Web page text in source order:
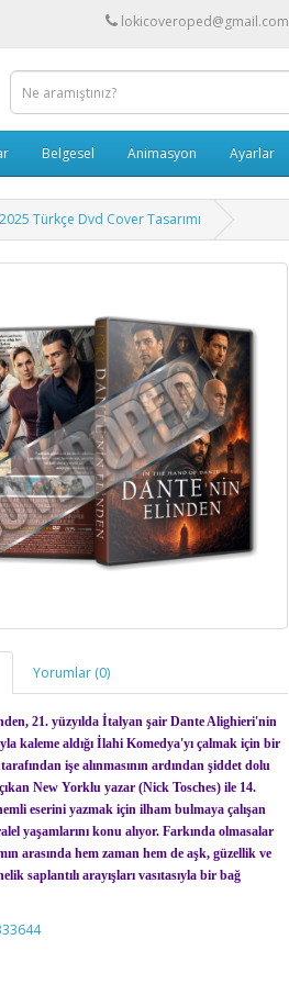
lokicoveroped@gmail.com
Belgesel Animasyon Ayarlar
Türkçe Dvd Cover Tasarımı
Yorumlar (0)
21. yüzyılda İtalyan şair Dante Alighieri'nin
kaleme aldığı İlahi Komedya'yı çalmak için bir
işe alınmasının ardından şiddet dolu
New Yorklu yazar (Nick Tosches) ile 14.
eserini yazmak için ilham bulmaya çalışan
yaşamlarını konu alıyor. Farkında olmasalar
arasında hem zaman hem de aşk, güzellik ve
saplantılı arayışları vasıtasıyla bir bağ